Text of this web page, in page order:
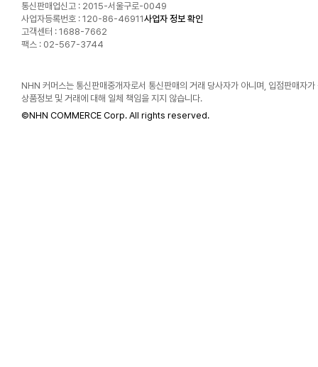
통신판매업신고 : 2015-서울구로-0049
사업자등록번호 : 120-86-46911사업자 정보 확인
고객센터 : 1688-7662
팩스 : 02-567-3744
NHN 커머스는 통신판매중개자로서 통신판매의 거래 당사자가 아니며, 입점판매자가
상품정보 및 거래에 대해 일체 책임을 지지 않습니다.
©NHN COMMERCE Corp. All rights reserved.